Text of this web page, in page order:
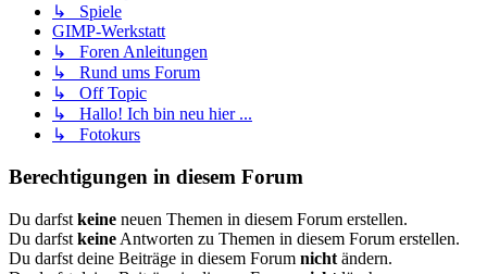
↳ Spiele
GIMP-Werkstatt
↳ Foren Anleitungen
↳ Rund ums Forum
↳ Off Topic
↳ Hallo! Ich bin neu hier ...
↳ Fotokurs
Berechtigungen in diesem Forum
Du darfst keine neuen Themen in diesem Forum erstellen.
Du darfst keine Antworten zu Themen in diesem Forum erstellen.
Du darfst deine Beiträge in diesem Forum nicht ändern.